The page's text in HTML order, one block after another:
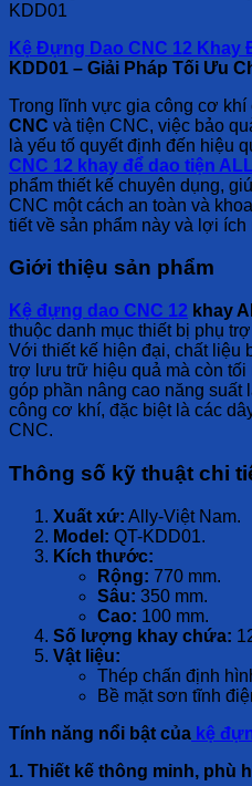
KDD01
Kệ Đựng Dao CNC 12 Khay
KDD01 – Giải Pháp Tối Ưu
Trong lĩnh vực gia công cơ khí
CNC và tiện CNC, việc bảo
là yếu tố quyết định đến hiệu
CNC 12 khay để dao tiện
phẩm thiết kế chuyên dụng,
CNC một cách an toàn và
tiết về sản phẩm này và lợi ích
Giới thiệu sản phẩm
Kệ đựng dao CNC 12 khay
thuộc danh mục thiết bị phụ
Với thiết kế hiện đại, chất liệu
trợ lưu trữ hiệu quả mà còn
góp phần nâng cao năng
công cơ khí, đặc biệt là các
CNC.
Thông số kỹ thuật chi
Xuất xứ: Ally-Việt Nam.
Model: QT-KDD01.
Kích thước:
Rộng: 770 mm.
Sâu: 350 mm.
Cao: 100 mm.
Số lượng khay chứa:
Vật liệu:
Thép chấn định
Bề mặt sơn tĩnh
Tính năng nổi bật của kệ
1. Thiết kế thông minh, phù